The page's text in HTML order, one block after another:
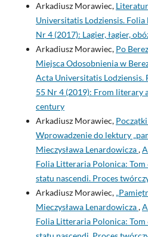
Arkadiusz Morawiec,
Universitatis Lodziensis.
Nr 4 (2017): Lagier, łagier,
Arkadiusz Morawiec, Po
Miejsca Odosobnienia w
Acta Universitatis
55 Nr 4 (2019): From literary
century
Arkadiusz Morawiec,
Wprowadzenie do lektury
Mieczysława Lenardowicza,
Folia Litteraria Polonica: Tom
statu nascendi. Proces
Arkadiusz Morawiec,
Mieczysława Lenardowicza,
Folia Litteraria Polonica: Tom